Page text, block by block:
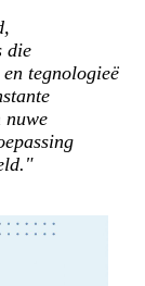
die
tegnologieë
nuwe